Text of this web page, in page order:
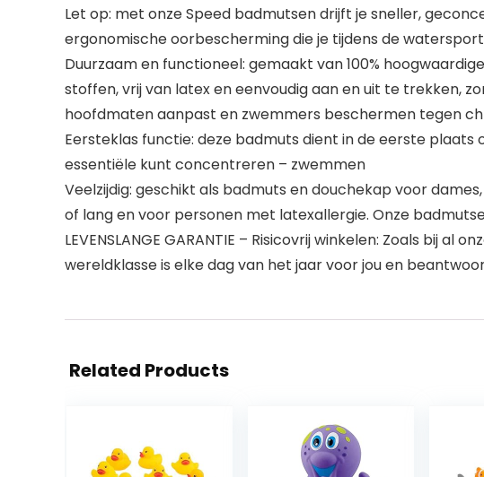
Let op: met onze Speed badmutsen drijft je sneller,
ergonomische oorbescherming die je tijdens de
Duurzaam en functioneel: gemaakt van 100%
stoffen, vrij van latex en eenvoudig aan en uit te trekken,
hoofdmaten aanpast en zwemmers beschermen tegen
Eersteklas functie: deze badmuts dient in de eerste
essentiële kunt concentreren – zwemmen
Veelzijdig: geschikt als badmuts en douchekap voor
of lang en voor personen met latexallergie. Onze
LEVENSLANGE GARANTIE – Risicovrij winkelen: Zoals bij
wereldklasse is elke dag van het jaar voor jou en
Related Products